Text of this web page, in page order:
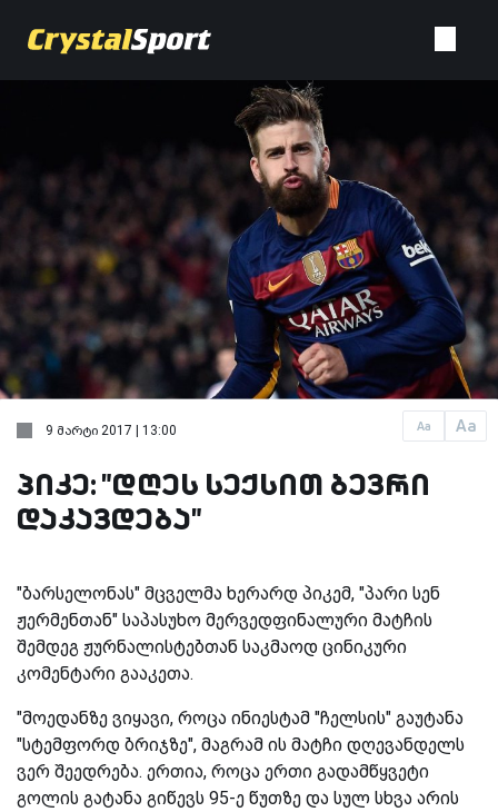
Aa Aa
9 მარტი 2017 | 13:00
პიკე: "დღეს სექსით ბევრი
დაკავდება"
"ბარსელონას" მცველმა ხერარდ პიკემ, "პარი სენ
ჟერმენთან" საპასუხო მერვედფინალური მატჩის
შემდეგ ჟურნალისტებთან საკმაოდ ცინიკური
კომენტარი გააკეთა.
"მოედანზე ვიყავი, როცა ინიესტამ "ჩელსის" გაუტანა
"სტემფორდ ბრიჯზე", მაგრამ ის მატჩი დღევანდელს
ვერ შეედრება. ერთია, როცა ერთი გადამწყვეტი
გოლის გატანა გიწევს 95-ე წუთზე და სულ სხვა არის